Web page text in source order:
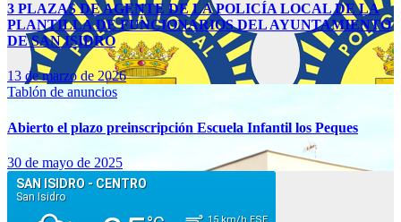
3 PLAZAS DE AGENTE DE LA POLICÍA LOCAL DE LA
PLANTILLA DE FUNCIONARIOS DEL AYUNTAMIENTO
DE SAN ISIDRO
13 de marzo de 2026
Tablón de anuncios
Abierto el plazo preinscripción Escuela Infantil los Peques
30 de mayo de 2025